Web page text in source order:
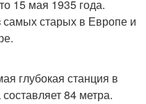
15 мая 1935 года.
старых в Европе и
глубокая станция в
84 метра.